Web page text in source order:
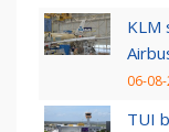
KLM
06-
TUI